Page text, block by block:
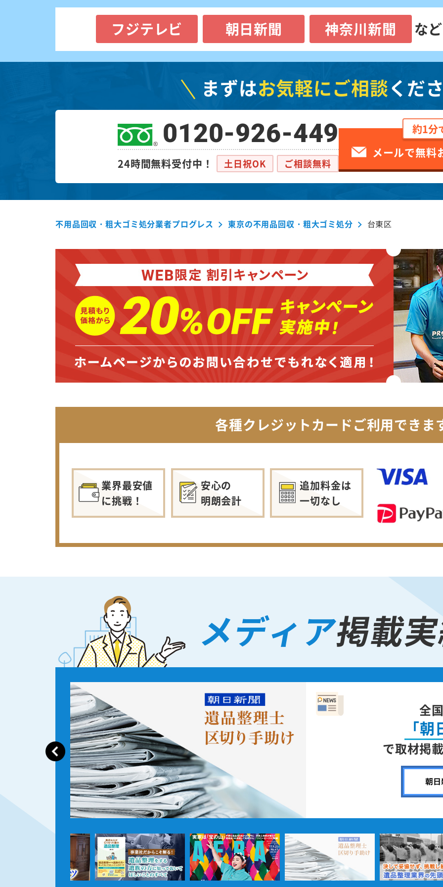
フジテレビ 朝日新聞 神奈川新聞 な
まずはお気軽にご相談くだ
0120-926-449
24時間無料受付中！ 土日祝OK ご相談無料
約1分
メールで無料
不用品回収・粗大ゴミ処分業者プログレス 東京の不用品回収・粗大ゴミ処分 台東区
各種クレジットカードご利用できま
業界最安値
に挑戦！
安心の
明朗会計
追加料金は
一切なし
メディア掲載
全
「
で取材掲